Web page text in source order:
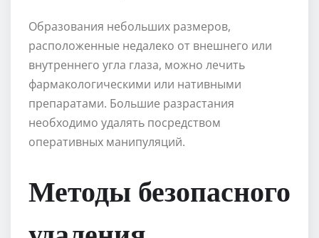
Образования небольших размеров,
расположенные недалеко от внешнего или
внутреннего угла глаза, можно лечить
фармакологическими или нативными
препаратами. Большие разрастания
необходимо удалять посредством
оперативных манипуляций.
Методы безопасного